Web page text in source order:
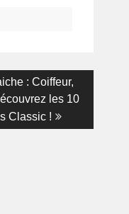
: Coiffeur,
les 10
Classic !